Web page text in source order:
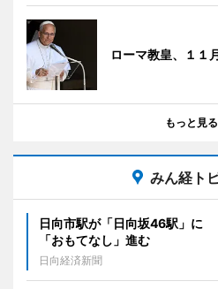
ローマ教皇、１１
もっと見る
みん経ト
日向市駅が「日向坂46駅」に
「おもてなし」進む
日向経済新聞